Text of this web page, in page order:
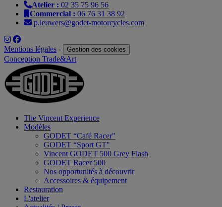
Atelier : 02 35 75 96 56
Commercial : 06 76 31 38 92
p.leuwers@godet-motorcycles.com
Mentions légales - Gestion des cookies
Conception Trade&Art
The Vincent Experience
Modèles
GODET “Café Racer"
GODET “Sport GT"
Vincent GODET 500 Grey Flash
GODET Racer 500
Nos opportunités à découvrir
Accessoires & équipement
Restauration
L'atelier